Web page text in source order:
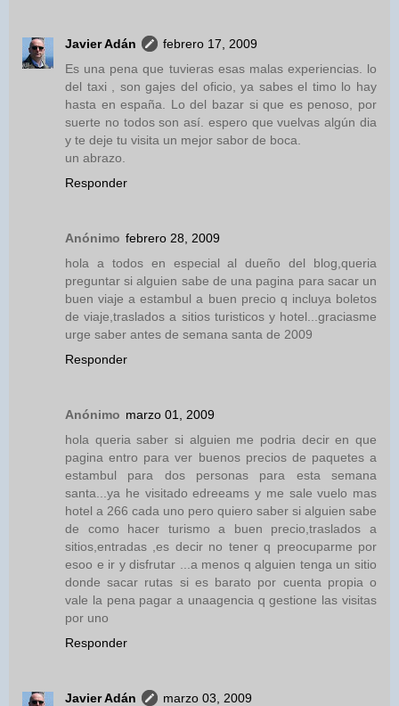
Javier Adán
febrero 17, 2009
Es una pena que tuvieras esas malas experiencias. lo
del taxi , son gajes del oficio, ya sabes el timo lo hay
hasta en españa. Lo del bazar si que es penoso, por
suerte no todos son así. espero que vuelvas algún dia
y te deje tu visita un mejor sabor de boca.
un abrazo.
Responder
Anónimo febrero 28, 2009
hola a todos en especial al dueño del blog,queria
preguntar si alguien sabe de una pagina para sacar un
buen viaje a estambul a buen precio q incluya boletos
de viaje,traslados a sitios turisticos y hotel...graciasme
urge saber antes de semana santa de 2009
Responder
Anónimo marzo 01, 2009
hola queria saber si alguien me podria decir en que
pagina entro para ver buenos precios de paquetes a
estambul para dos personas para esta semana
santa...ya he visitado edreeams y me sale vuelo mas
hotel a 266 cada uno pero quiero saber si alguien sabe
de como hacer turismo a buen precio,traslados a
sitios,entradas ,es decir no tener q preocuparme por
esoo e ir y disfrutar ...a menos q alguien tenga un sitio
donde sacar rutas si es barato por cuenta propia o
vale la pena pagar a unaagencia q gestione las visitas
por uno
Responder
Javier Adán
marzo 03, 2009